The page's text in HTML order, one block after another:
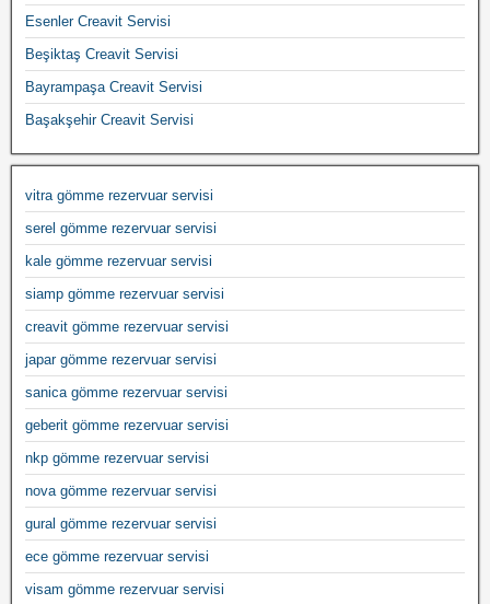
Esenler Creavit Servisi
Beşiktaş Creavit Servisi
Bayrampaşa Creavit Servisi
Başakşehir Creavit Servisi
vitra gömme rezervuar servisi
serel gömme rezervuar servisi
kale gömme rezervuar servisi
siamp gömme rezervuar servisi
creavit gömme rezervuar servisi
japar gömme rezervuar servisi
sanica gömme rezervuar servisi
geberit gömme rezervuar servisi
nkp gömme rezervuar servisi
nova gömme rezervuar servisi
gural gömme rezervuar servisi
ece gömme rezervuar servisi
visam gömme rezervuar servisi